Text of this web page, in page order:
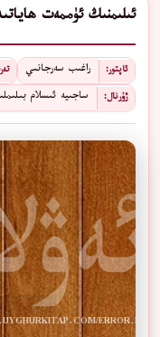
ئىلىمنىڭ ئۈممەت
ئاپتور: راغىب سەرجانىي
ژۇرنال: ساجىيە ئىسلام
ERROR.PDF